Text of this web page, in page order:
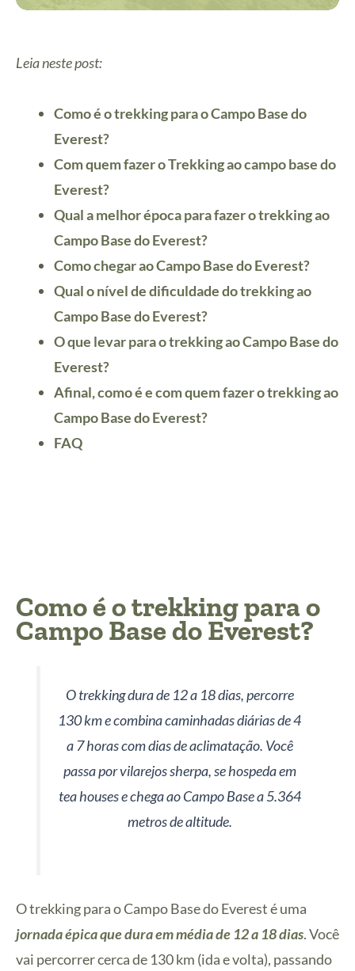
Leia neste post:
Como é o trekking para o Campo Base do
Everest?
Com quem fazer o Trekking ao campo base do
Everest?
Qual a melhor época para fazer o trekking ao
Campo Base do Everest?
Como chegar ao Campo Base do Everest?
Qual o nível de dificuldade do trekking ao
Campo Base do Everest?
O que levar para o trekking ao Campo Base do
Everest?
Afinal, como é e com quem fazer o trekking ao
Campo Base do Everest?
FAQ
Como é o trekking para o
Campo Base do Everest?
O trekking dura de 12 a 18 dias, percorre
130 km e combina caminhadas diárias de 4
a 7 horas com dias de aclimatação. Você
passa por vilarejos sherpa, se hospeda em
tea houses e chega ao Campo Base a 5.364
metros de altitude.
O trekking para o Campo Base do Everest é uma
jornada épica que dura em média de 12 a 18 dias. Você
vai percorrer cerca de 130 km (ida e volta), passando